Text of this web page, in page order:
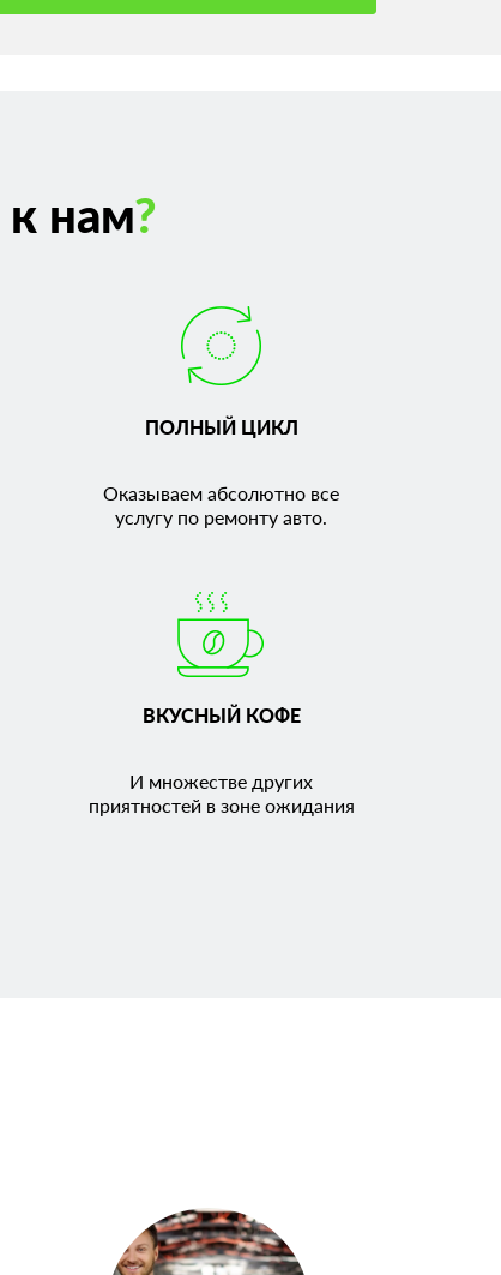
нам?
ПОЛНЫЙ ЦИКЛ
Оказываем абсолютно все
услугу по ремонту авто.
ВКУСНЫЙ КОФЕ
И множестве других
приятностей в зоне ожидания